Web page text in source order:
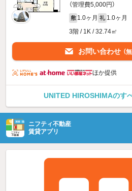
（管理費5,000円）
敷 1.0ヶ月 礼 1.0ヶ月
3階 / 1K / 32.74㎡
お問い合わせ （
ほか提供
UNITED HIROSHIMAのす
ニフティ不動産
賃貸アプリ